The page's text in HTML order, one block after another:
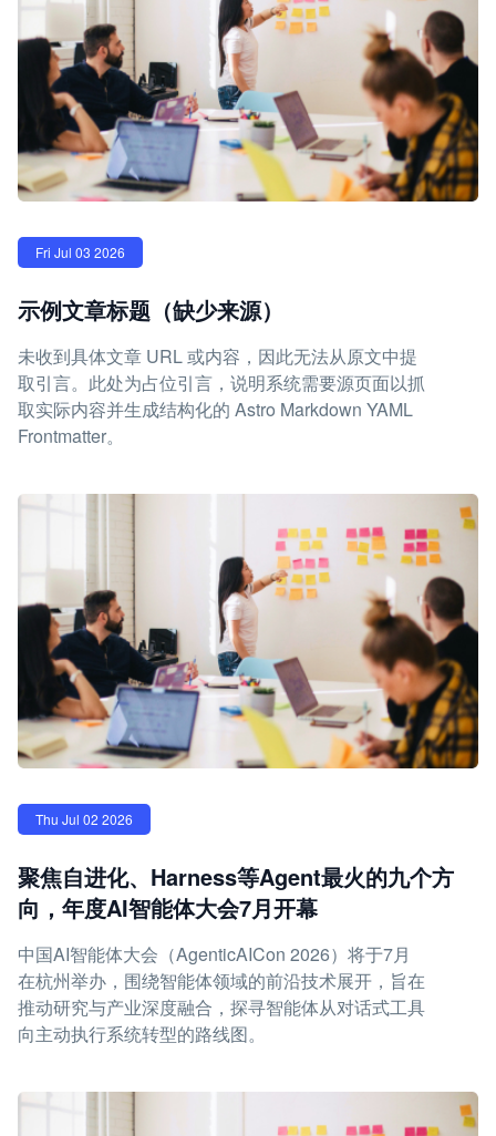
Fri Jul 03 2026
示例文章标题（缺少来源）
未收到具体文章 URL 或内容，因此无法从原文中提
取引言。此处为占位引言，说明系统需要源页面以抓
取实际内容并生成结构化的 Astro Markdown YAML
Frontmatter。
Thu Jul 02 2026
聚焦自进化、Harness等Agent最火的九个方
向，年度AI智能体大会7月开幕
中国AI智能体大会（AgenticAICon 2026）将于7月
在杭州举办，围绕智能体领域的前沿技术展开，旨在
推动研究与产业深度融合，探寻智能体从对话式工具
向主动执行系统转型的路线图。